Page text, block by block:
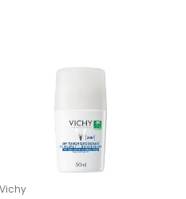
Vichy